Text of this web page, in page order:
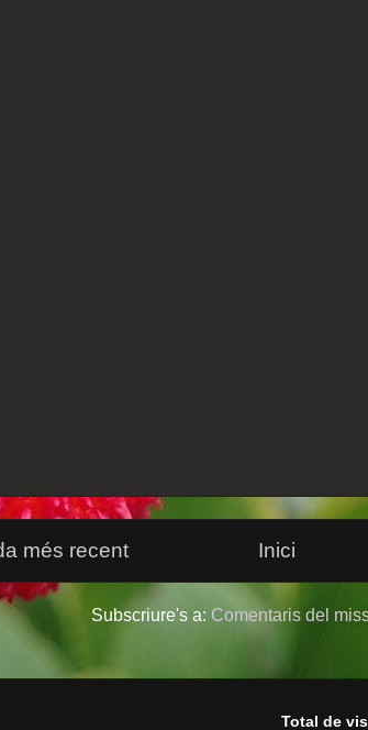
més recent Inici
Subscriure's a: Comentaris del
Total de